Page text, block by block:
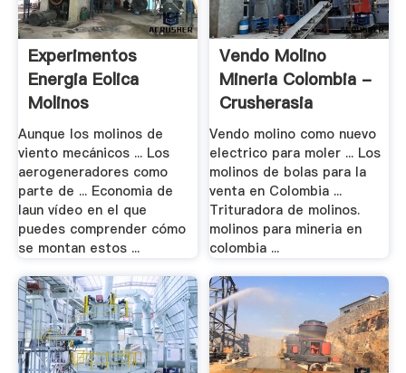
Experimentos
Energia Eolica
Molinos
Aunque los molinos de
viento mecánicos ... Los
aerogeneradores como
parte de ... Economia de
laun vídeo en el que
puedes comprender cómo
se montan estos ...
Vendo Molino
Mineria Colombia -
Crusherasia
Vendo molino como nuevo
electrico para moler ... Los
molinos de bolas para la
venta en Colombia ...
Trituradora de molinos.
molinos para mineria en
colombia ...